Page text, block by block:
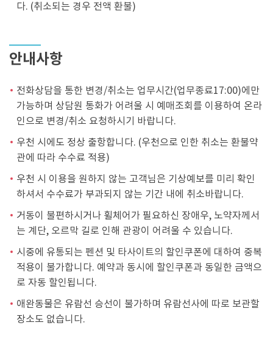
다. (취소되는 경우 전액 환불)
안내사항
전화상담을 통한 변경/취소는 업무시간(업무종료17:00)에만
가능하며 상담원 통화가 어려울 시 예매조회를 이용하여 온라
인으로 변경/취소 요청하시기 바랍니다.
우천 시에도 정상 출항합니다. (우천으로 인한 취소는 환불약
관에 따라 수수료 적용)
우천 시 이용을 원하지 않는 고객님은 기상예보를 미리 확인
하셔서 수수료가 부과되지 않는 기간 내에 취소바랍니다.
거동이 불편하시거나 휠체어가 필요하신 장애우, 노약자께서
는 계단, 오르막 길로 인해 관광이 어려울 수 있습니다.
시중에 유통되는 펜션 및 타사이트의 할인쿠폰에 대하여 중복
적용이 불가합니다. 예약과 동시에 할인쿠폰과 동일한 금액으
로 자동 할인됩니다.
애완동물은 유람선 승선이 불가하며 유람선사에 따로 보관할
장소도 없습니다.